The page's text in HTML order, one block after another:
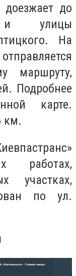
до
и улицы
На
маршруту,
Подробнее
карте.
км.
работах,
участках,
по ул.